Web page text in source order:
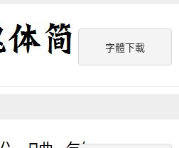
字體下載